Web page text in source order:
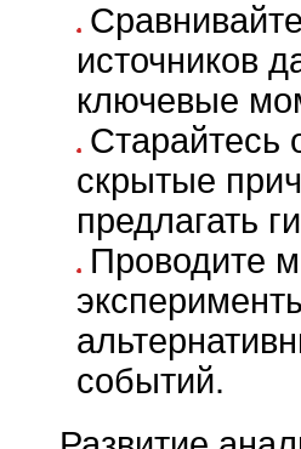
источников
ключевые
Старайтесь
скрытые
предлагать
Проводите
событий.